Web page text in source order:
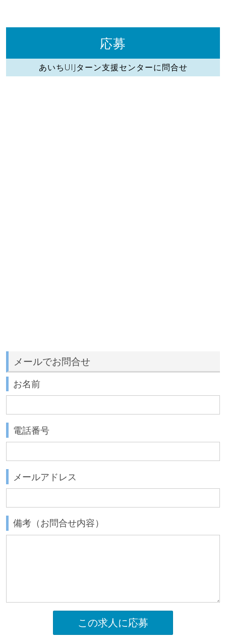
応募
あいちUIJターン支援センターに問合せ
メールでお問合せ
お名前
電話番号
メールアドレス
備考（お問合せ内容）
この求人に応募